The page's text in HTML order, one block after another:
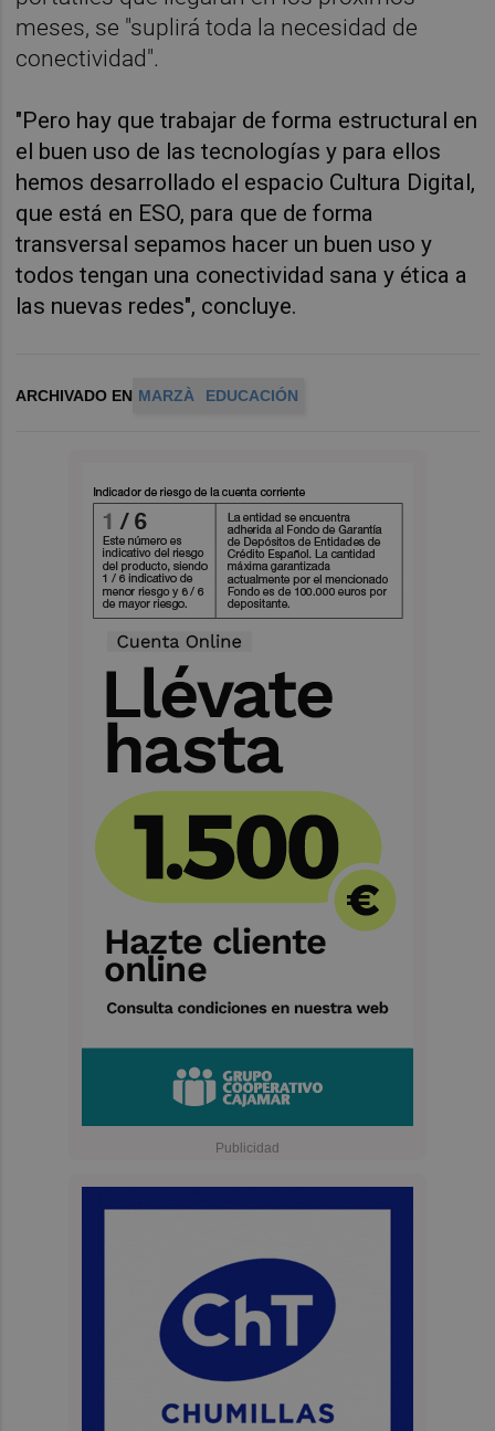
meses, se "suplirá toda la necesidad de
conectividad".
"Pero hay que trabajar de forma estructural en
el buen uso de las tecnologías y para ellos
hemos desarrollado el espacio Cultura Digital,
que está en ESO, para que de forma
transversal sepamos hacer un buen uso y
todos tengan una conectividad sana y ética a
las nuevas redes", concluye.
ARCHIVADO EN MARZÀ EDUCACIÓN